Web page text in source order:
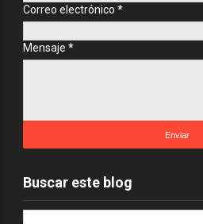
Correo electrónico *
Mensaje *
Buscar este blog